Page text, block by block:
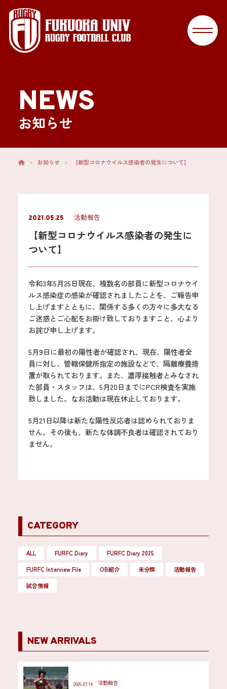
NEWS
お知らせ
- お知らせ - 【新型コロナウイルス感染者の発生について】
2021.05.25 活動報告
【新型コロナウイルス感染者の発生に
ついて】
令和3年5月25日現在、複数名の部員に新型コロナウイ
ルス感染症の感染が確認されましたことを、ご報告申
し上げますとともに、関係する多くの方々に多大なる
ご迷惑とご心配をお掛け致しておりますこと、心より
お詫び申し上げます。
5月9日に最初の陽性者が確認され、現在、陽性者全
員に対し、管轄保健所指定の施設などで、隔離療養措
置が取られております。また、濃厚接触者とみなされ
た部員・スタッフは、5月20日までにPCR検査を実施
致しました。なお活動は現在休止しております。
5月21日以降は新たな陽性反応者は認められておりま
せん。その後も、新たな体調不良者は確認されており
ません。
CATEGORY
ALL FURFC Diary
FURFC Diary 2025
FURFC Interview File
OB紹介 未分類
活動報告
試合情報
NEW ARRIVALS
2026.07.14 活動報告